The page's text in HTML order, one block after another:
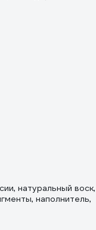
натуральный воск,
наполнитель,